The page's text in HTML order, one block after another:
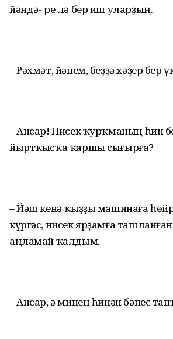
йәндә- ре лә бер иш уларҙың.
– Рәхмәт, йәнем, беҙҙә хәҙер бер
– Ансар! Нисек ҡурҡманың һин
йыртҡысҡа ҡаршы сығырға?
– Йәш кенә ҡыҙҙы машинаға
күргәс, нисек ярҙамға
аңламай ҡалдым.
– Ансар, ә минең һинән бәпес